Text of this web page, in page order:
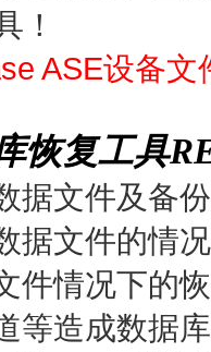
！
ASE设备
恢复工具
据文件及备
据文件的情
件情况下的
等造成数据